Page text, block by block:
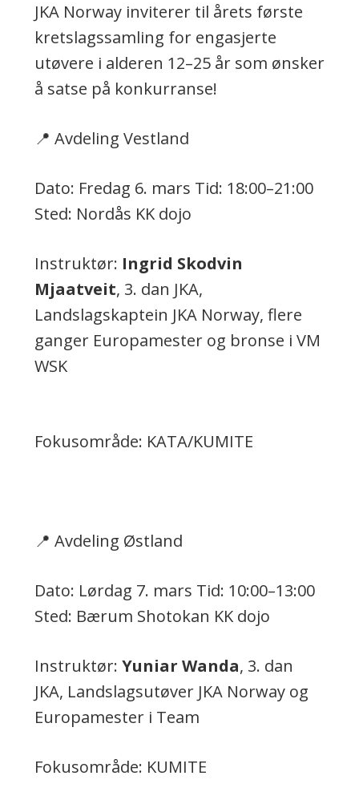
JKA Norway inviterer til årets første
kretslagssamling for engasjerte
utøvere i alderen 12–25 år som ønsker
å satse på konkurranse!
📍 Avdeling Vestland
Dato: Fredag 6. mars Tid: 18:00–21:00
Sted: Nordås KK dojo
Instruktør: Ingrid Skodvin
Mjaatveit, 3. dan JKA,
Landslagskaptein JKA Norway, flere
ganger Europamester og bronse i VM
WSK
Fokusområde: KATA/KUMITE
📍 Avdeling Østland
Dato: Lørdag 7. mars Tid: 10:00–13:00
Sted: Bærum Shotokan KK dojo
Instruktør: Yuniar Wanda, 3. dan
JKA, Landslagsutøver JKA Norway og
Europamester i Team
Fokusområde: KUMITE